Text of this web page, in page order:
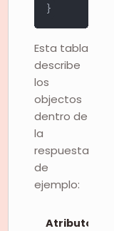
}
Esta tabla
describe
los
objectos
dentro de
la
respuesta
de
ejemplo:
Atributos